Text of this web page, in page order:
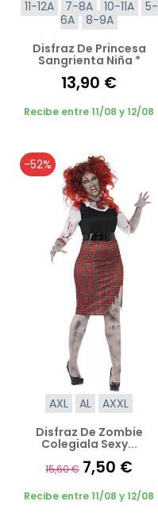
11-12A 7-8A 10-11A
5-
6A
8-9A
Disfraz De Princesa
Sangrienta Niña *
13,90 €
Recibe entre 11/08 y 12/08
-52%
AXL AL
AXXL
Disfraz De Zombie
Colegiala Sexy...
15,60 € 7,50 €
Recibe entre 11/08 y 12/08